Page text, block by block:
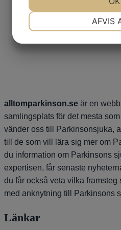
alltomparkinson.se är en
samlingsplats för det mesta
vänder oss till Parkinsonsjuka,
till de som vill lära sig mer om
du information om Parkinsons
expertisen, får senaste
du får också veta vilka framsteg
med anknytning till Parkinsons
Länkar
AFVIS